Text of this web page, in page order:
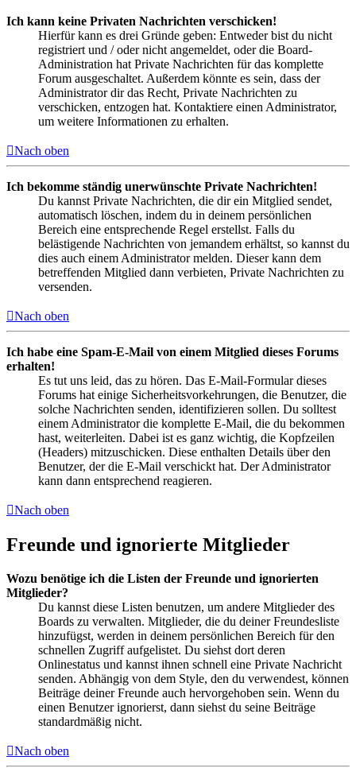
Ich kann keine Privaten Nachrichten verschicken!
Hierfür kann es drei Gründe geben: Entweder bist du nicht
registriert und / oder nicht angemeldet, oder die Board-
Administration hat Private Nachrichten für das komplette
Forum ausgeschaltet. Außerdem könnte es sein, dass der
Administrator dir das Recht, Private Nachrichten zu
verschicken, entzogen hat. Kontaktiere einen Administrator,
um weitere Informationen zu erhalten.
Nach oben
Ich bekomme ständig unerwünschte Private Nachrichten!
Du kannst Private Nachrichten, die dir ein Mitglied sendet,
automatisch löschen, indem du in deinem persönlichen
Bereich eine entsprechende Regel erstellst. Falls du
belästigende Nachrichten von jemandem erhältst, so kannst du
dies auch einem Administrator melden. Dieser kann dem
betreffenden Mitglied dann verbieten, Private Nachrichten zu
versenden.
Nach oben
Ich habe eine Spam-E-Mail von einem Mitglied dieses Forums
erhalten!
Es tut uns leid, das zu hören. Das E-Mail-Formular dieses
Forums hat einige Sicherheitsvorkehrungen, die Benutzer, die
solche Nachrichten senden, identifizieren sollen. Du solltest
einem Administrator die komplette E-Mail, die du bekommen
hast, weiterleiten. Dabei ist es ganz wichtig, die Kopfzeilen
(Headers) mitzuschicken. Diese enthalten Details über den
Benutzer, der die E-Mail verschickt hat. Der Administrator
kann dann entsprechend reagieren.
Nach oben
Freunde und ignorierte Mitglieder
Wozu benötige ich die Listen der Freunde und ignorierten
Mitglieder?
Du kannst diese Listen benutzen, um andere Mitglieder des
Boards zu verwalten. Mitglieder, die du deiner Freundesliste
hinzufügst, werden in deinem persönlichen Bereich für den
schnellen Zugriff aufgelistet. Du siehst dort deren
Onlinestatus und kannst ihnen schnell eine Private Nachricht
senden. Abhängig von dem Style, den du verwendest, können
Beiträge deiner Freunde auch hervorgehoben sein. Wenn du
einen Benutzer ignorierst, dann siehst du seine Beiträge
standardmäßig nicht.
Nach oben